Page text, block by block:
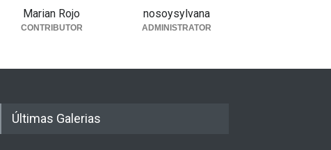
Marian Rojo
CONTRIBUTOR
nosoysylvana
ADMINISTRATOR
Últimas Galerias